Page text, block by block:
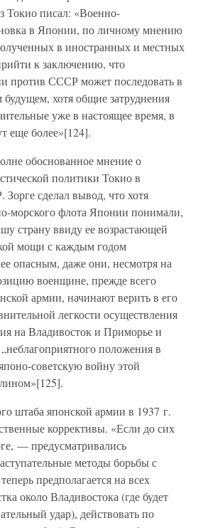
Токио писал: «Военно-
в Японии, по личному мнению
в иностранных и местных
к заключению, что
против СССР может последовать в
хотя общие затруднения
уже в настоящее время, в
еще более»[124].
обоснованное мнение о
политики Токио в
сделал вывод, что хотя
морского флота Японии понимали,
страну ввиду ее возрастающей
мощи с каждым годом
опасным, даже они, несмотря на
военщине, прежде всего
армии, начинают верить в его
легкости осуществления
на Владивосток и Приморье и
положения в
советскую войну этой
штаба японской армии в 1937 г.
коррективы. «Если до сих
— предусматривались
методы борьбы с
предполагается на всех
около Владивостока (где будет
удар), действовать по